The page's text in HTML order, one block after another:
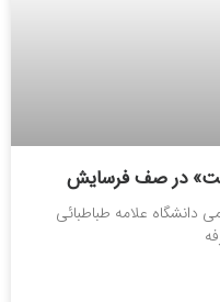
در صف فرسایش
دانشگاه علامه طباطبائی